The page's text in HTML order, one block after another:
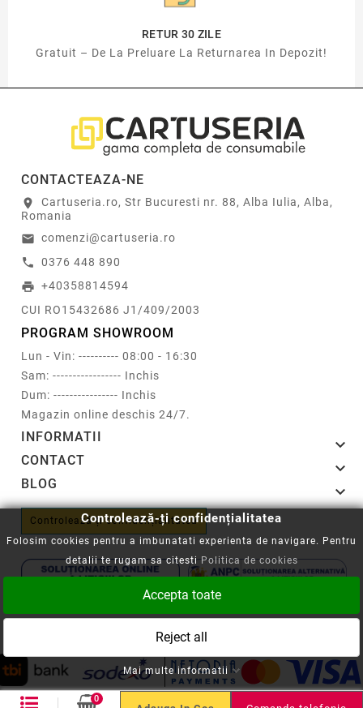
RETUR 30 ZILE
Gratuit – De La Preluare La Returnarea In Depozit!
CONTACTEAZA-NE
location_on
Cartuseria.ro, Str Bucuresti nr. 88, Alba Iulia, Alba,
Romania
email comenzi@cartuseria.ro
call 0376 448 890
print +40358814594
CUI RO15432686 J1/409/2003
PROGRAM SHOWROOM
Lun - Vin: ---------- 08:00 - 16:30
Sam: ----------------- Inchis
Dum: ---------------- Inchis
Magazin online deschis 24/7.
INFORMATII 
CONTACT 
BLOG 
Controlează-ți confidențialitatea
Copyright © 2008-2026 - Cartuseria.ro
Politica SOL
0
Controlează-ți confidențialitatea
Folosim cookies pentru a imbunatati experienta de navigare. Pentru
detalii te rugam sa citestiPolitica de cookies
Accepta toate
Reject all
Mai multe informatii